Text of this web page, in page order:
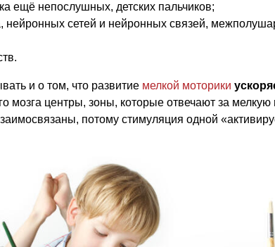
ещё непослушных, детских пальчиков;
нейронных сетей и нейронных связей,
и о том, что развитие мелкой моторики
мозга центры, зоны, которые отвечают за мелкую
потому стимуляция одной